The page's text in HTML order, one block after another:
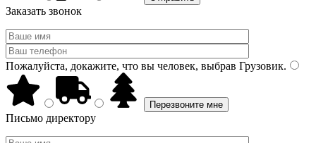
Заказать звонок
Пожалуйста, докажите, что вы человек, выбрав Грузовик.
Письмо директору